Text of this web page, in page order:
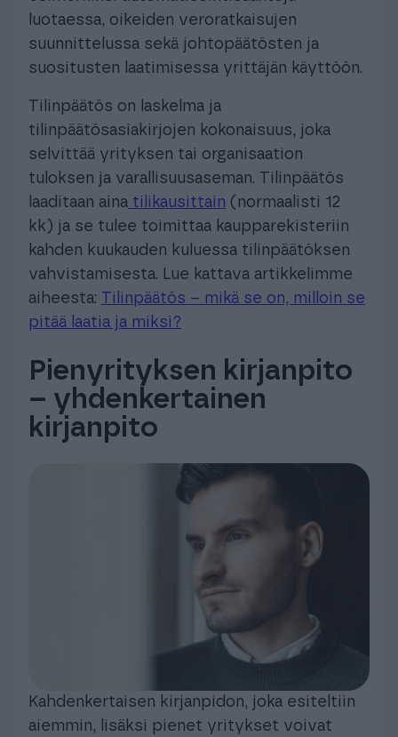
luotaessa, oikeiden veroratkaisujen
suunnittelussa sekä johtopäätösten ja
suositusten laatimisessa yrittäjän käyttöön.
Tilinpäätös on laskelma ja
tilinpäätösasiakirjojen kokonaisuus, joka
selvittää yrityksen tai organisaation
tuloksen ja varallisuusaseman. Tilinpäätös
laaditaan aina tilikausittain (normaalisti 12
kk) ja se tulee toimittaa kaupparekisteriin
kahden kuukauden kuluessa tilinpäätöksen
vahvistamisesta. Lue kattava artikkelimme
aiheesta:
Tilinpäätös – mikä se on, milloin se
pitää laatia ja miksi?
Pienyrityksen kirjanpito
– yhdenkertainen
kirjanpito
Kahdenkertaisen kirjanpidon, joka esiteltiin
aiemmin, lisäksi pienet yritykset voivat